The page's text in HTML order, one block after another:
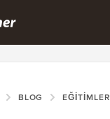
BLOG EĞITIMLER